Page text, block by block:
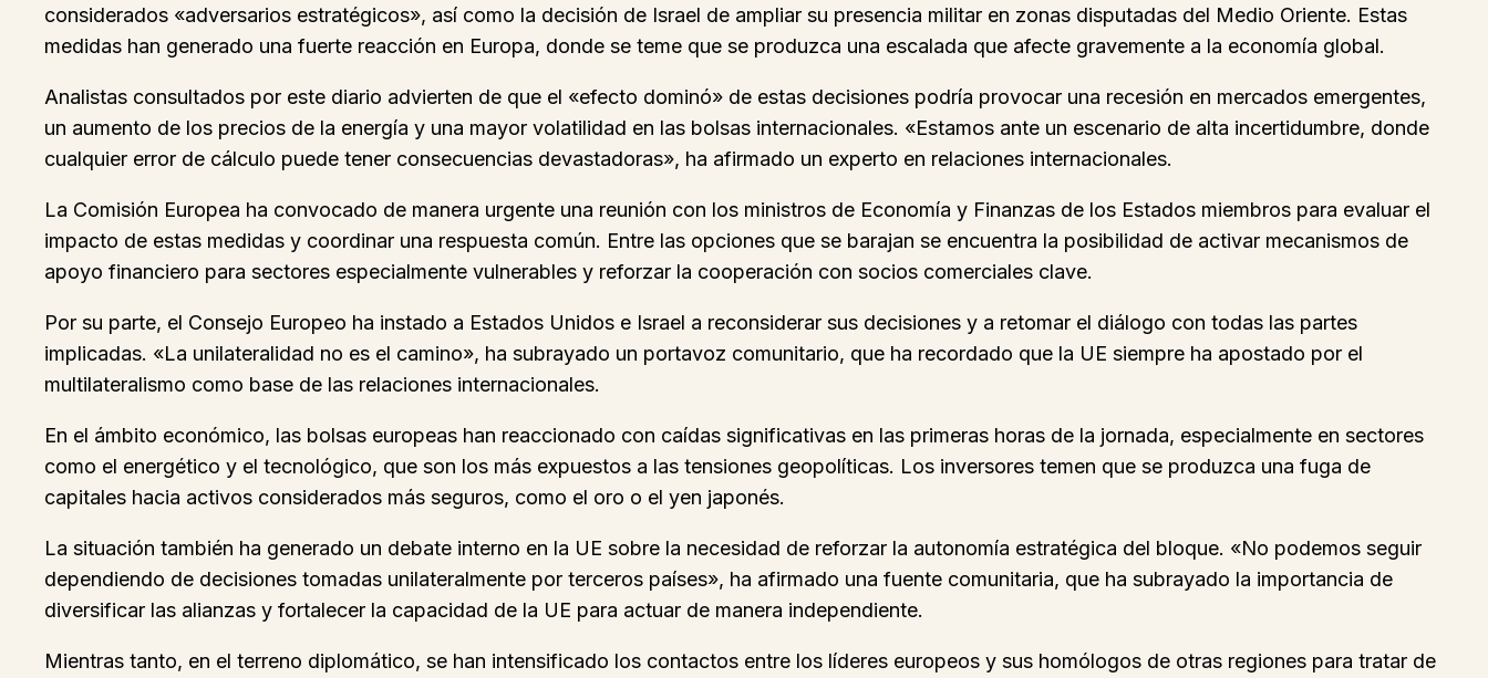
considerados «adversarios estratégicos», así como la decisión de Israel de ampliar su presencia militar en zonas disputadas del Medio Oriente. Estas
medidas han generado una fuerte reacción en Europa, donde se teme que se produzca una escalada que afecte gravemente a la economía global.
Analistas consultados por este diario advierten de que el «efecto dominó» de estas decisiones podría provocar una recesión en mercados emergentes,
un aumento de los precios de la energía y una mayor volatilidad en las bolsas internacionales. «Estamos ante un escenario de alta incertidumbre, donde
cualquier error de cálculo puede tener consecuencias devastadoras», ha afirmado un experto en relaciones internacionales.
La Comisión Europea ha convocado de manera urgente una reunión con los ministros de Economía y Finanzas de los Estados miembros para evaluar el
impacto de estas medidas y coordinar una respuesta común. Entre las opciones que se barajan se encuentra la posibilidad de activar mecanismos de
apoyo financiero para sectores especialmente vulnerables y reforzar la cooperación con socios comerciales clave.
Por su parte, el Consejo Europeo ha instado a Estados Unidos e Israel a reconsiderar sus decisiones y a retomar el diálogo con todas las partes
implicadas. «La unilateralidad no es el camino», ha subrayado un portavoz comunitario, que ha recordado que la UE siempre ha apostado por el
multilateralismo como base de las relaciones internacionales.
En el ámbito económico, las bolsas europeas han reaccionado con caídas significativas en las primeras horas de la jornada, especialmente en sectores
como el energético y el tecnológico, que son los más expuestos a las tensiones geopolíticas. Los inversores temen que se produzca una fuga de
capitales hacia activos considerados más seguros, como el oro o el yen japonés.
La situación también ha generado un debate interno en la UE sobre la necesidad de reforzar la autonomía estratégica del bloque. «No podemos seguir
dependiendo de decisiones tomadas unilateralmente por terceros países», ha afirmado una fuente comunitaria, que ha subrayado la importancia de
diversificar las alianzas y fortalecer la capacidad de la UE para actuar de manera independiente.
Mientras tanto, en el terreno diplomático, se han intensificado los contactos entre los líderes europeos y sus homólogos de otras regiones para tratar de